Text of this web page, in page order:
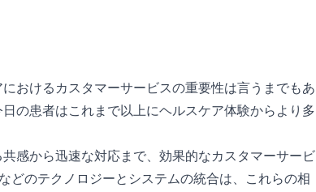
おけるカスタマーサービスの重要性は言うまでもあ
の患者はこれまで以上にヘルスケア体験からより多
感から迅速な対応まで、効果的なカスタマーサービ
どのテクノロジーとシステムの統合は、これらの相